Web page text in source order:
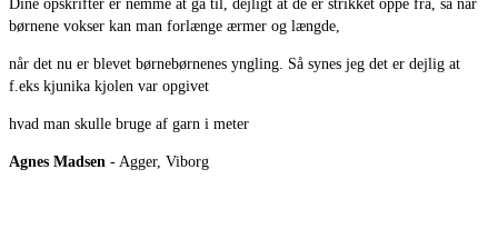
Dine opskrifter er nemme at gå til, dejligt at de er strikket oppe fra, så når
børnene vokser kan man forlænge ærmer og længde,
når det nu er blevet børnebørnenes yngling. Så synes jeg det er dejlig at
f.eks kjunika kjolen var opgivet
hvad man skulle bruge af garn i meter
Agnes Madsen - Agger, Viborg